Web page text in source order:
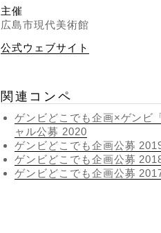
主催
広島市現代美術館
公式ウェブサイト
関連コンペ
ゲンビどこでも企画×ゲンビ
ャル公募 2020
ゲンビどこでも企画公募
ゲンビどこでも企画公募
ゲンビどこでも企画公募